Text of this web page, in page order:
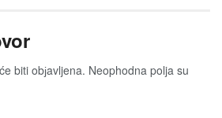
biti obјavljena. Neophodna polja su